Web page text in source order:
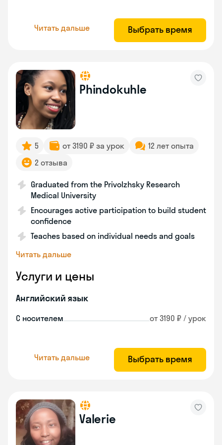
Читать дальше Выбрать время
Phindokuhle
5 от 3190 ₽ за урок
12 лет опыта
2 отзыва
Graduated from the Privolzhsky Research
Medical University
Encourages active participation to build student
confidence
Teaches based on individual needs and goals
Читать дальше
Услуги и цены
Английский язык
С носителем от 3190 ₽ / урок
Читать дальше Выбрать время
Valerie